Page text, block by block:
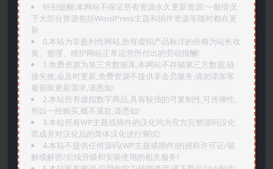
特别提醒:本网站不保证所有资源永久更新资源!一般情况
下大部分资源包括WordPress主题和插件资源等随时都在更
新
0.本站为非盈利性网站,所有虚拟产品标注的价格为站长收
集、整理、维护网站正常运营所付出的劳动报酬!
1.免费资源为第三方数据库,本网站不存储第三方数据,链
接失效,会及时更新,免费资源不提供非会员服务,请勿添加客
服获取更新需求,请悉知!
2.本站所有虚拟数字商品,具有较强的可复制性,可传播性,
所以一经购买,概不退款,请悉知!
3.本站所有WP主题或插件的汉化均为官方完整源码汉化
而成并对汉化后的简体汉化进行测试!
4.本站不提供任何源码(WP主题或插件)的授权许可证/破
解或解密/后续升级和安装使用的相关服务!